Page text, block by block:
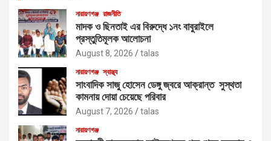
নারায়ণগঞ্জ রাজনীতি
মাদক ও ছিনতাই এর বিরুদ্ধে ১নং বাবুরাইলে
প্রস্তুতিমূলক আলোচনা
August 8, 2026 talas
নারায়ণগঞ্জ স্বাস্থ্য
সাংবাদিক সাজু হোসেন ডেঙ্গু জ্বরে আক্রান্ত সুস্থতা
কামনায় দোয়া চেয়েছে পরিবার
August 7, 2026 talas
নারায়ণগঞ্জ